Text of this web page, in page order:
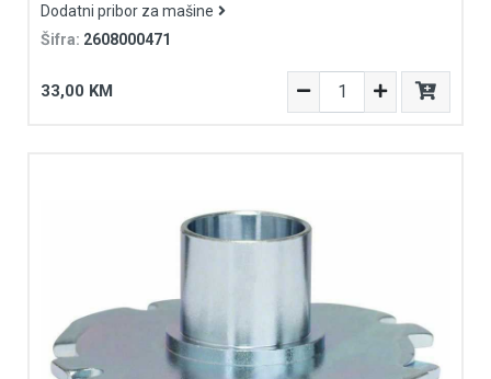
Dodatni pribor za mašine
Šifra: 2608000471
33,00 KM